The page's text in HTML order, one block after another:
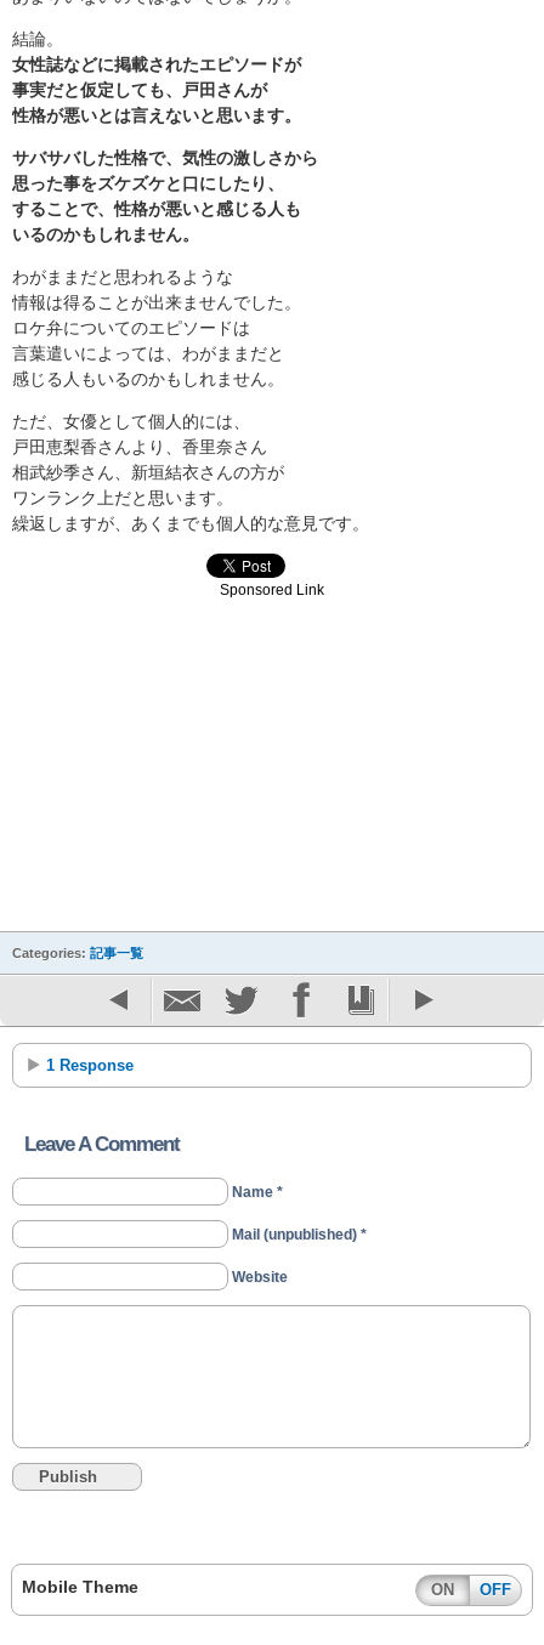
結論。
女性誌などに掲載されたエピソードが
事実だと仮定しても、戸田さんが
性格が悪いとは言えないと思います。
サバサバした性格で、気性の激しさから
思った事をズケズケと口にしたり、
することで、性格が悪いと感じる人も
いるのかもしれません。
わがままだと思われるような
情報は得ることが出来ませんでした。
ロケ弁についてのエピソードは
言葉遣いによっては、わがままだと
感じる人もいるのかもしれません。
ただ、女優として個人的には、
戸田恵梨香さんより、香里奈さん
相武紗季さん、新垣結衣さんの方が
ワンランク上だと思います。
繰返しますが、あくまでも個人的な意見です。
Sponsored Link
Categories: 記事一覧
1 Response
Leave A Comment
Name *
Mail (unpublished) *
Website
Mobile Theme ON OFF